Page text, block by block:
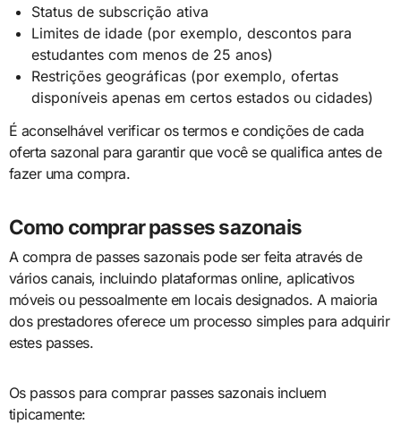
Status de subscrição ativa
Limites de idade (por exemplo, descontos para
estudantes com menos de 25 anos)
Restrições geográficas (por exemplo, ofertas
disponíveis apenas em certos estados ou cidades)
É aconselhável verificar os termos e condições de cada
oferta sazonal para garantir que você se qualifica antes de
fazer uma compra.
Como comprar passes sazonais
A compra de passes sazonais pode ser feita através de
vários canais, incluindo plataformas online, aplicativos
móveis ou pessoalmente em locais designados. A maioria
dos prestadores oferece um processo simples para adquirir
estes passes.
Os passos para comprar passes sazonais incluem
tipicamente: